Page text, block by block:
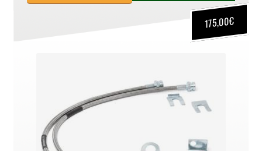
175,00€